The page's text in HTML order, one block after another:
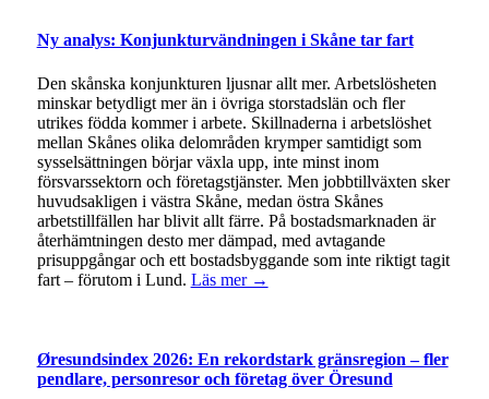
Ny analys: Konjunkturvändningen i Skåne tar fart
Den skånska konjunkturen ljusnar allt mer. Arbetslösheten
minskar betydligt mer än i övriga storstadslän och fler
utrikes födda kommer i arbete. Skillnaderna i arbetslöshet
mellan Skånes olika delområden krymper samtidigt som
sysselsättningen börjar växla upp, inte minst inom
försvarssektorn och företagstjänster. Men jobbtillväxten sker
huvudsakligen i västra Skåne, medan östra Skånes
arbetstillfällen har blivit allt färre. På bostadsmarknaden är
återhämtningen desto mer dämpad, med avtagande
prisuppgångar och ett bostadsbyggande som inte riktigt tagit
fart – förutom i Lund. Läs mer →
Øresundsindex 2026: En rekordstark gränsregion – fler
pendlare, personresor och företag över Öresund